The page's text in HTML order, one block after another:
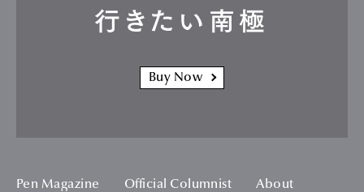
行きたい南極
Buy Now
Pen Magazine Official Columnist
About